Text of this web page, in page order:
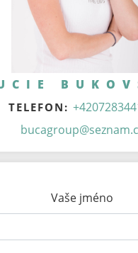
TELEFON:
Vaše jméno